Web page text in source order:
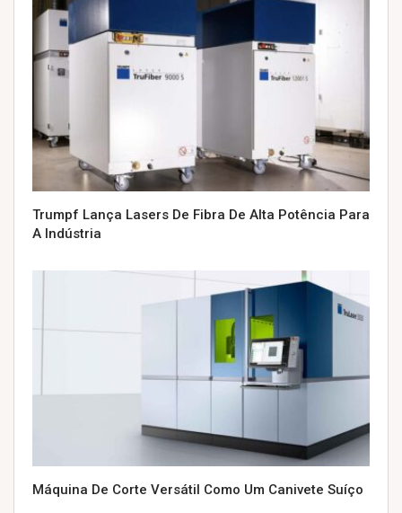
Trumpf Lança Lasers De Fibra De Alta Potência Para
A Indústria
Máquina De Corte Versátil Como Um Canivete Suíço